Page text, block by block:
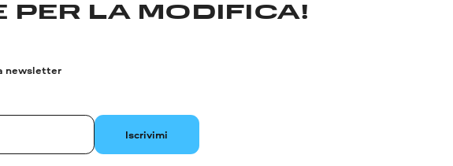
PER LA MODIFICA!
newsletter
Iscrivimi